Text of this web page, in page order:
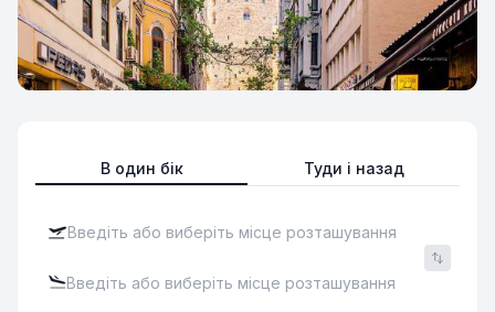
В один бік Туди і назад